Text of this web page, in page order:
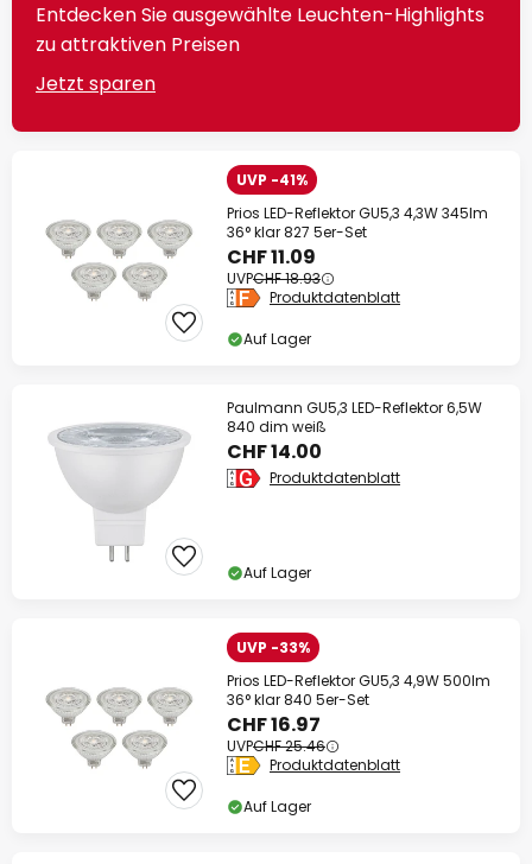
Entdecken Sie ausgewählte Leuchten-Highlights
zu attraktiven Preisen
Jetzt sparen
UVP -41%
Prios LED-Reflektor GU5,3 4,3W 345lm
36° klar 827 5er-Set
CHF 11.09
UVPCHF 18.93
Produktdatenblatt
Auf Lager
Paulmann GU5,3 LED-Reflektor 6,5W
840 dim weiß
CHF 14.00
Produktdatenblatt
Auf Lager
UVP -33%
Prios LED-Reflektor GU5,3 4,9W 500lm
36° klar 840 5er-Set
CHF 16.97
UVPCHF 25.46
Produktdatenblatt
Auf Lager